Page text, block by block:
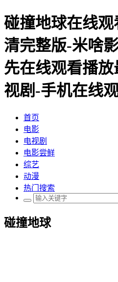
碰撞地球在线
清完整版-米啥
先在线观看播
视剧-手机在线
首页
电影
电视剧
电影尝鲜
综艺
动漫
热门搜索
碰撞地球